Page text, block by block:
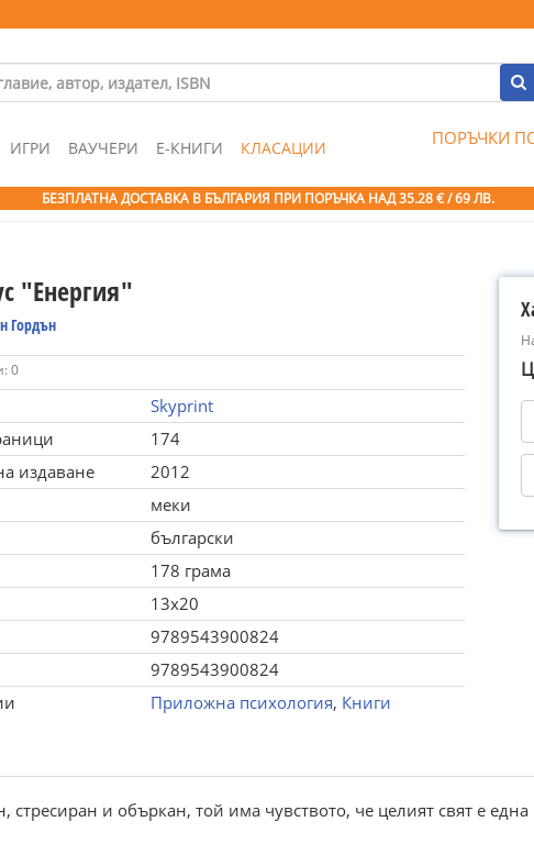
ИГРИ ВАУЧЕРИ Е-КНИГИ КЛАСАЦИИ ПОРЪЧКИ
БЕЗПЛАТНА ДОСТАВКА В БЪЛГАРИЯ ПРИ ПОРЪЧКА НАД 35.28 € / 69 ЛВ.
"Енергия"
Гордън
0
Skyprint
174
издаване
2012
меки
български
178 грама
13x20
9789543900824
9789543900824
Приложна психология, Книги
и объркан, той има чувството, че целият свят е